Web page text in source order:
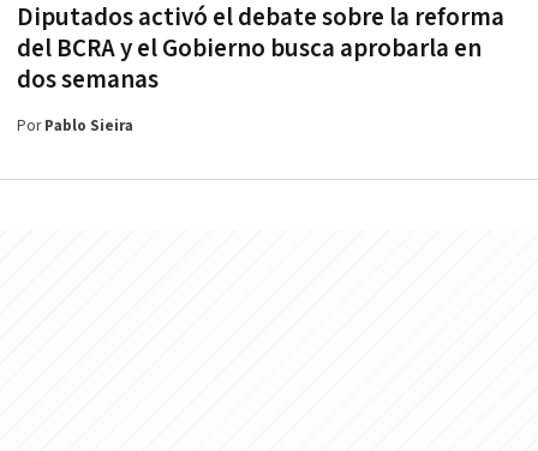
Diputados activó el debate sobre la reforma
del BCRA y el Gobierno busca aprobarla en
dos semanas
PorPablo Sieira